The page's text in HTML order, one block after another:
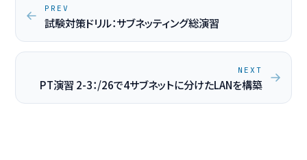
PREV
試験対策ドリル：サブネッティング総演習
NEXT
PT演習 2-3：/26で4サブネットに分けたLANを構築